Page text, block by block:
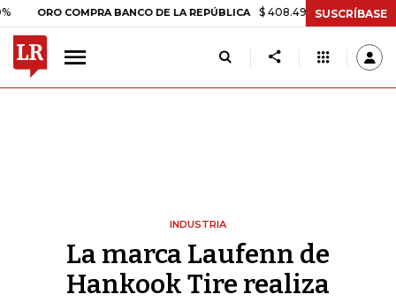
COMPRA BANCO DE LA REPÚBLICA $ 408.498,97 +$ 8.753,81
SUSCRÍBASE
INDUSTRIA
La marca Laufenn de
Hankook Tire realiza